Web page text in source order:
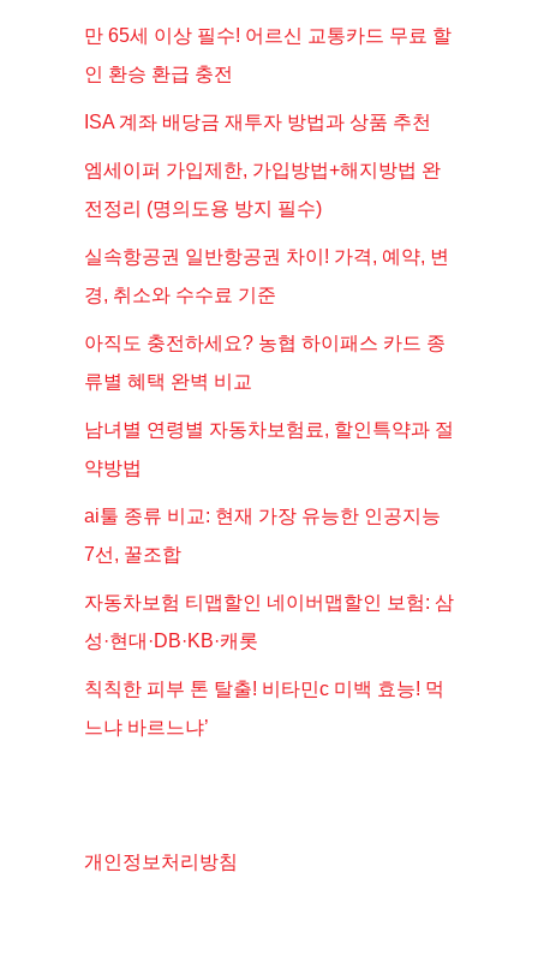
만 65세 이상 필수! 어르신 교통카드 무료 할
인 환승 환급 충전
ISA 계좌 배당금 재투자 방법과 상품 추천
엠세이퍼 가입제한, 가입방법+해지방법 완
전정리 (명의도용 방지 필수)
실속항공권 일반항공권 차이! 가격, 예약, 변
경, 취소와 수수료 기준
아직도 충전하세요? 농협 하이패스 카드 종
류별 혜택 완벽 비교
남녀별 연령별 자동차보험료, 할인특약과 절
약방법
ai툴 종류 비교: 현재 가장 유능한 인공지능
7선, 꿀조합
자동차보험 티맵할인 네이버맵할인 보험: 삼
성·현대·DB·KB·캐롯
칙칙한 피부 톤 탈출! 비타민c 미백 효능! 먹
느냐 바르느냐’
개인정보처리방침